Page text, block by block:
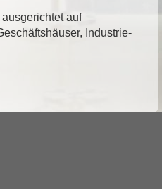
auf
Industrie-